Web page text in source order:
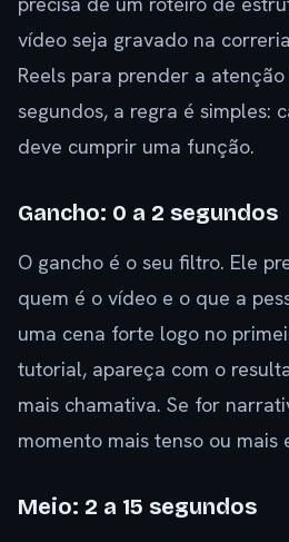
vídeo seja gravado na
Reels para prender a
segundos, a regra é simples:
deve cumprir uma função.
Gancho: 0 a 2 segundos
O gancho é o seu filtro. Ele
quem é o vídeo e o que a
uma cena forte logo no
tutorial, apareça com o
mais chamativa. Se for
momento mais tenso ou mais
Meio: 2 a 15 segundos